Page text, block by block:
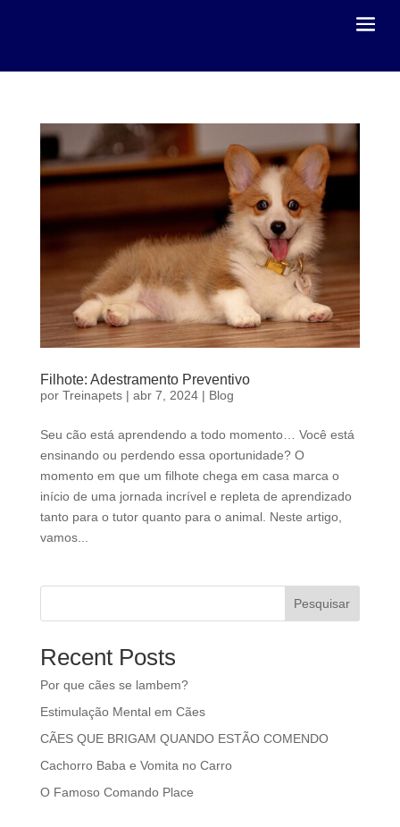
Filhote: Adestramento Preventivo
por Treinapets| abr 7, 2024| Blog
Seu cão está aprendendo a todo momento… Você está
ensinando ou perdendo essa oportunidade? O
momento em que um filhote chega em casa marca o
início de uma jornada incrível e repleta de aprendizado
tanto para o tutor quanto para o animal. Neste artigo,
vamos...
Pesquisar
Recent Posts
Por que cães se lambem?
Estimulação Mental em Cães
CÃES QUE BRIGAM QUANDO ESTÃO COMENDO
Cachorro Baba e Vomita no Carro
O Famoso Comando Place